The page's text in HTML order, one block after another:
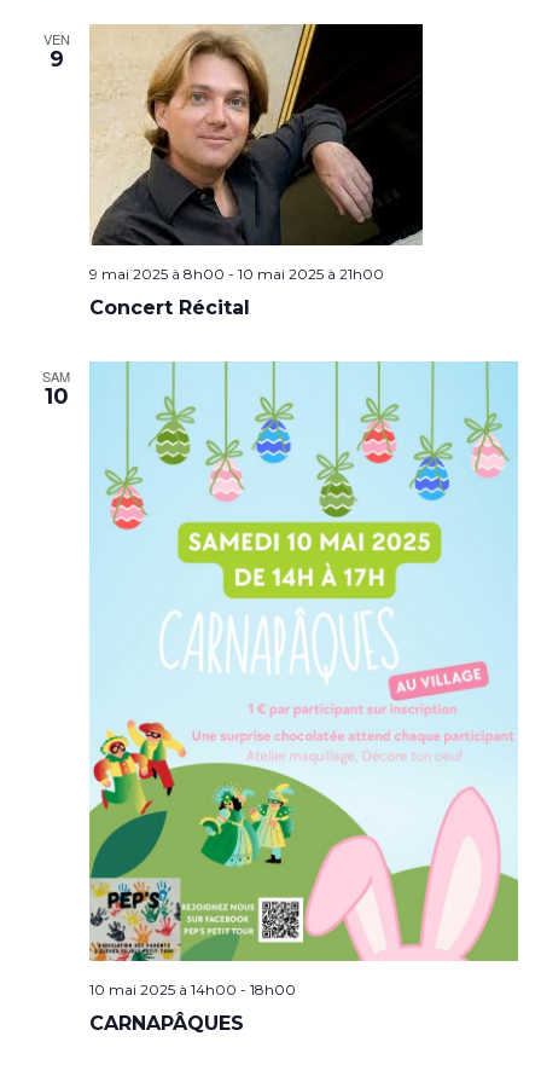
VEN
9
9 mai 2025 à 8h00 - 10 mai 2025 à 21h00
Concert Récital
SAM
10
10 mai 2025 à 14h00 - 18h00
CARNAPÂQUES